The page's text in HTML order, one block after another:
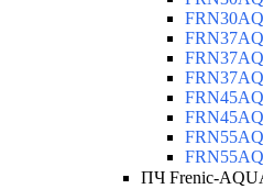
ПЧ Frenic-